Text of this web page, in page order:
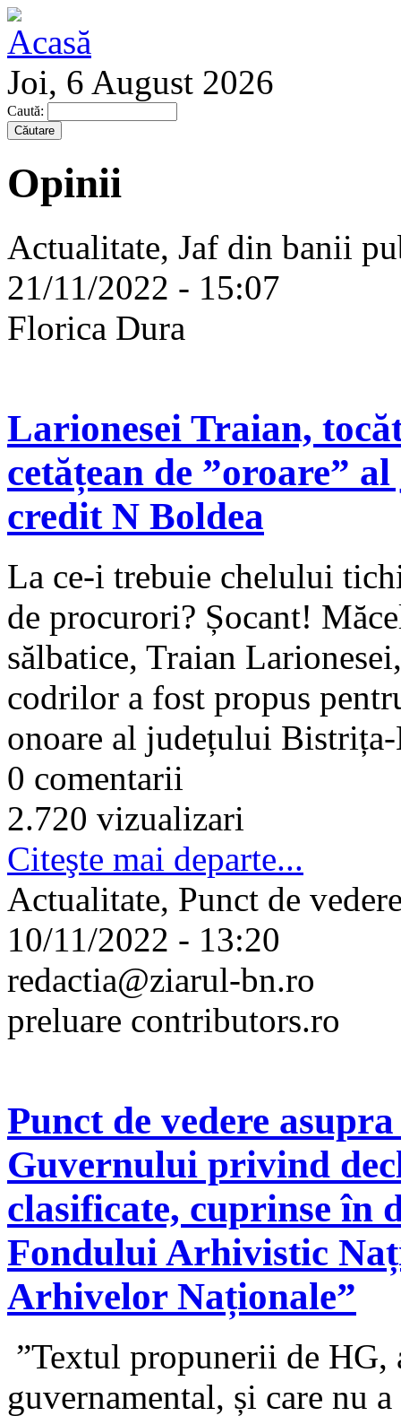
Joi, 6 August 2026
Caută:
Opinii
Actualitate, Jaf din banii
21/11/2022 - 15:07
Florica Dura
Larionesei Traian,
cetățean de ”oroare”
credit N Boldea
La ce-i trebuie chelului
de procurori? Șocant!
sălbatice, Traian
codrilor a fost propus
onoare al județului Bistrița-
0 comentarii
2.720 vizualizari
Citeşte mai departe...
Actualitate, Punct de
10/11/2022 - 13:20
redactia@ziarul-bn.ro
preluare contributors.ro
Punct de vedere
Guvernului privind
clasificate, cuprinse în
Fondului Arhivistic
Arhivelor Naționale”
”Textul propunerii de
guvernamental, și care nu